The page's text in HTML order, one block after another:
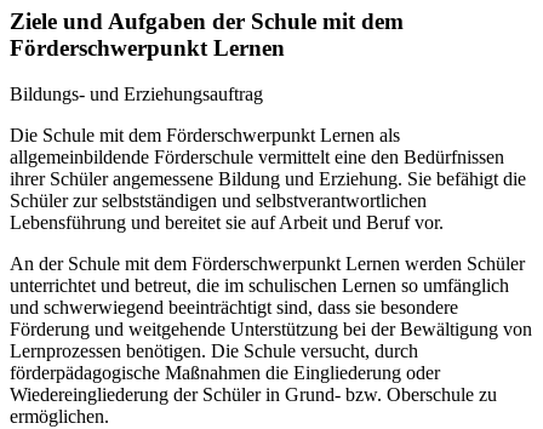
Ziele und Aufgaben der Schule mit dem
Förderschwerpunkt Lernen
Bildungs- und Erziehungsauftrag
Die Schule mit dem Förderschwerpunkt Lernen als
allgemeinbildende Förderschule vermittelt eine den Bedürfnissen
ihrer Schüler angemessene Bildung und Erziehung. Sie befähigt die
Schüler zur selbstständigen und selbstverantwortlichen
Lebensführung und bereitet sie auf Arbeit und Beruf vor.
An der Schule mit dem Förderschwerpunkt Lernen werden Schüler
unterrichtet und betreut, die im schulischen Lernen so umfänglich
und schwerwiegend beeinträchtigt sind, dass sie besondere
Förderung und weitgehende Unterstützung bei der Bewältigung von
Lernprozessen benötigen. Die Schule versucht, durch
förderpädagogische Maßnahmen die Eingliederung oder
Wiedereingliederung der Schüler in Grund- bzw. Oberschule zu
ermöglichen.